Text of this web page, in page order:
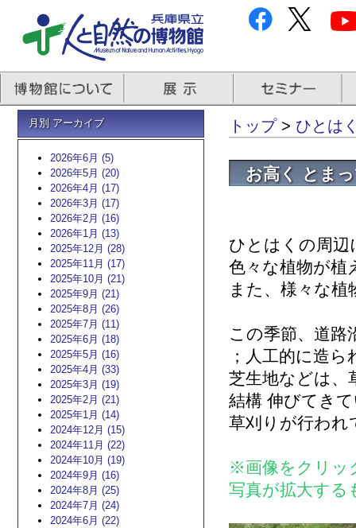
月別 アーカイブ
2026年6月 (5)
2026年5月 (20)
2026年4月 (17)
2026年3月 (17)
2026年2月 (16)
2026年1月 (13)
2025年12月 (28)
2025年11月 (17)
2025年10月 (21)
2025年9月 (21)
2025年8月 (26)
2025年7月 (11)
2025年6月 (18)
2025年5月 (16)
2025年4月 (33)
2025年3月 (19)
2025年2月 (21)
2025年1月 (14)
2024年12月 (15)
2024年11月 (22)
2024年10月 (19)
2024年9月 (16)
2024年8月 (25)
2024年7月 (24)
2024年6月 (22)
トップ> ひとは
お高く とま
ひとはくの周辺
色々な植物が植
また、様々な
この季節、道路
；人工的に造
芝生地などは、
結構 伸びてき
草刈りが行われ
※画像をクリッ
写真が拡大する